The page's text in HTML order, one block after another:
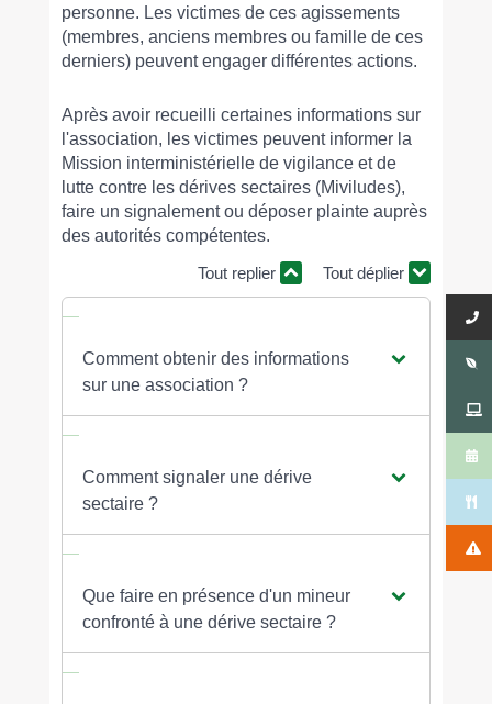
personne. Les victimes de ces agissements
(membres, anciens membres ou famille de ces
derniers) peuvent engager différentes actions.
Après avoir recueilli certaines informations sur
l'association, les victimes peuvent informer la
Mission interministérielle de vigilance et de
lutte contre les dérives sectaires (Miviludes),
faire un signalement ou déposer plainte auprès
des autorités compétentes.
Tout replier Tout déplier
Comment obtenir des informations
sur une association ?
Comment signaler une dérive
sectaire ?
Que faire en présence d'un mineur
confronté à une dérive sectaire ?